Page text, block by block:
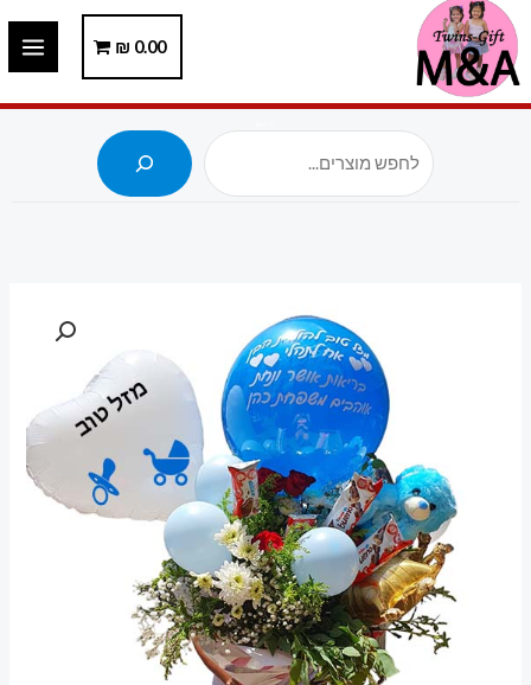
דילוג
לתוכן
0.00
₪